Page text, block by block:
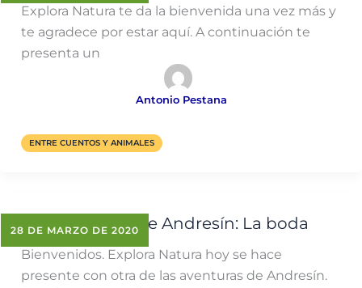
Explora Natura te da la bienvenida una vez más y
te agradece por estar aquí. A continuación te
presenta un
Antonio Pestana
ENTRE CUENTOS Y ANIMALES
Las aventuras de Andresín: La boda
Bienvenidos. Explora Natura hoy se hace
presente con otra de las aventuras de Andresín.
28 DE MARZO DE 2020